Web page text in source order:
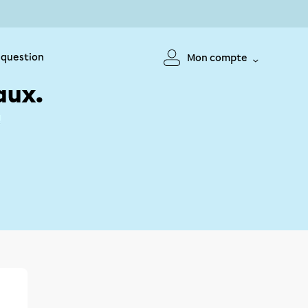
question Mon compte